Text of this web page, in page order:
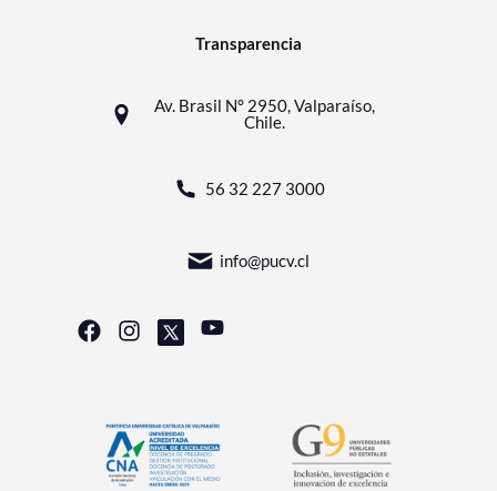
Transparencia
Av. Brasil N° 2950, Valparaíso,
Chile.
56 32 227 3000
info@pucv.cl